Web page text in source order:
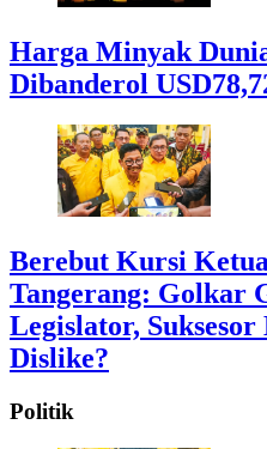
Harga Minyak
Dibanderol
Berebut Kursi
Tangerang: Golkar
Legislator,
Dislike?
Politik